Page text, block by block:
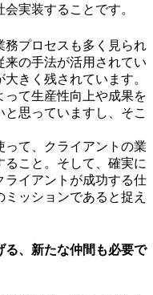
実装することです。
務プロセスも多く見られ
来の手法が活用されてい
きく残されています。
って生産性向上や成果を
思っていますし、そこ
って、クライアントの業
こと。そして、確実に
ライアントが成功する仕
ッションであると捉え
、新たな仲間も必要で